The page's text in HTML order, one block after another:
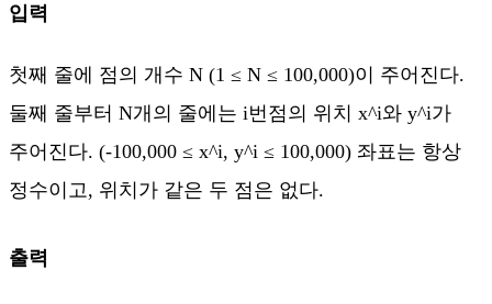
입력
첫째 줄에 점의 개수 N (1 ≤ N ≤ 100,000)이 주어진다.
둘째 줄부터 N개의 줄에는 i번점의 위치 x^i와 y^i가
주어진다. (-100,000 ≤ x^i, y^i ≤ 100,000) 좌표는 항상
정수이고, 위치가 같은 두 점은 없다.
출력